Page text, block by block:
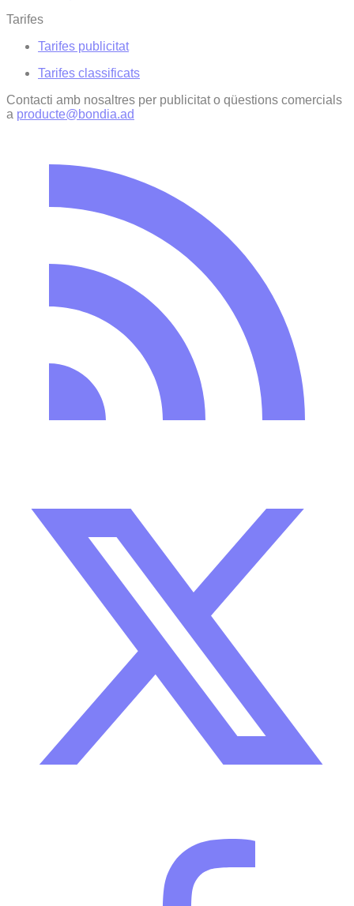
Tarifes
Tarifes publicitat
Tarifes classificats
Contacti amb nosaltres per publicitat o qüestions comercials
a producte@bondia.ad